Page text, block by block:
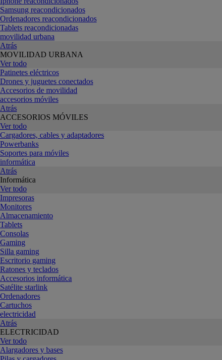
Samsung reacondicionados
Ordenadores reacondicionados
Tablets reacondicionadas
movilidad urbana
Atrás
MOVILIDAD URBANA
Ver todo
Patinetes eléctricos
Drones y juguetes conectados
Accesorios de movilidad
accesorios móviles
Atrás
ACCESORIOS MÓVILES
Ver todo
Cargadores, cables y adaptadores
Powerbanks
Soportes para móviles
informática
Atrás
Informática
Ver todo
Impresoras
Monitores
Almacenamiento
Tablets
Consolas
Gaming
Silla gaming
Escritorio gaming
Ratones y teclados
Accesorios informática
Satélite starlink
Ordenadores
Cartuchos
electricidad
Atrás
ELECTRICIDAD
Ver todo
Alargadores y bases